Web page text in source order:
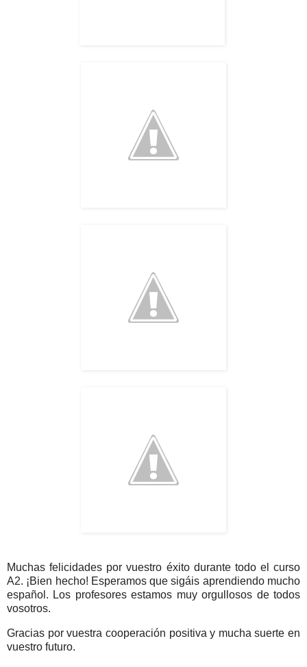
Muchas felicidades por vuestro éxito durante todo el curso
A2. ¡Bien hecho! Esperamos que sigáis aprendiendo mucho
español. Los profesores estamos muy orgullosos de todos
vosotros.
Gracias por vuestra cooperación positiva y mucha suerte en
vuestro futuro.